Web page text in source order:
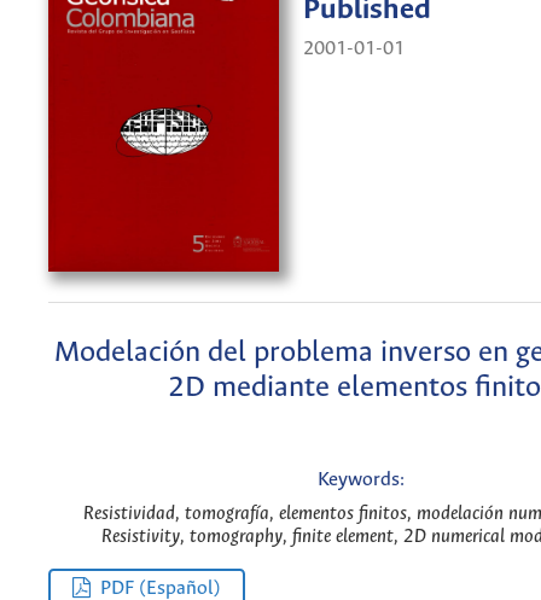
Published
2001-01-01
Modelación del problema inverso en
2D mediante elementos
Keywords:
Resistividad, tomografía, elementos finitos, modelación
Resistivity, tomography, finite element, 2D numerical
PDF (Español)